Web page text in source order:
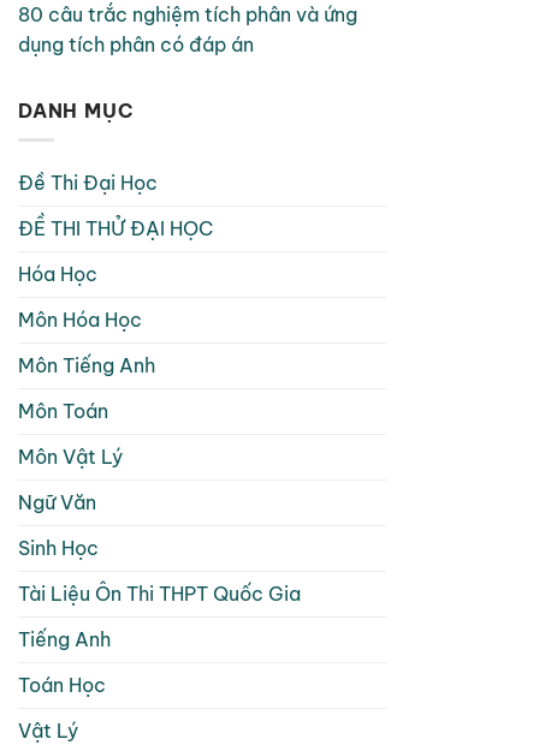
80 câu trắc nghiệm tích phân và ứng
dụng tích phân có đáp án
DANH MỤC
Đề Thi Đại Học
ĐỀ THI THỬ ĐẠI HỌC
Hóa Học
Môn Hóa Học
Môn Tiếng Anh
Môn Toán
Môn Vật Lý
Ngữ Văn
Sinh Học
Tài Liệu Ôn Thi THPT Quốc Gia
Tiếng Anh
Toán Học
Vật Lý